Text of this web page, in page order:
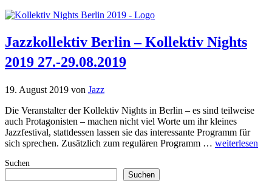
Jazzkollektiv Berlin – Kollektiv Nights
2019 27.-29.08.2019
19. August 2019 von Jazz
Die Veranstalter der Kollektiv Nights in Berlin – es sind teilweise
auch Protagonisten – machen nicht viel Worte um ihr kleines
Jazzfestival, stattdessen lassen sie das interessante Programm für
sich sprechen. Zusätzlich zum regulären Programm … weiterlesen
Suchen
Suchen